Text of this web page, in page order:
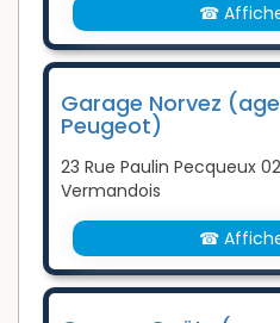
☎
Garage Norvez
Peugeot)
23 Rue Paulin Pecqueux
Vermandois
☎